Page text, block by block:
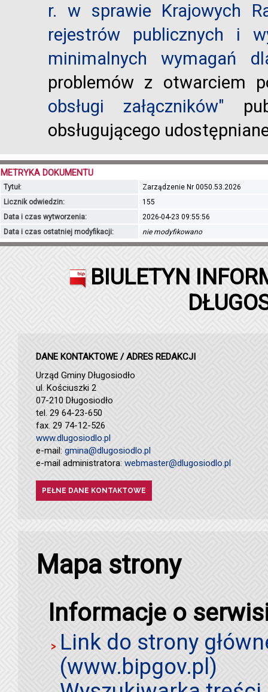
r. w sprawie Krajowych
rejestrów publicznych i
minimalnych wymagań
problemów z otwarciem
obsługi załączników"
obsługującego
METRYKA DOKUMENTU
Tytuł:
Zarządzenie Nr 0050.53.2026
Licznik odwiedzin:
155
Data i czas wytworzenia:
2026-04-23 09:55:56
Data i czas ostatniej modyfikacji:
nie modyfikowano
BIULETYN
DANE KONTAKTOWE / ADRES REDAKCJI
Urząd Gminy Długosiodło
ul. Kościuszki 2
07-210 Długosiodło
tel. 29 64-23-650
fax. 29 74-12-526
www.dlugosiodlo.pl
e-mail: gmina@dlugosiodlo.pl
e-mail administratora: webmaster@dlugosiodlo.pl
PEŁNE DANE KONTAKTOWE
Mapa strony
Informacje o
Link do strony
(www.bipgov.pl)